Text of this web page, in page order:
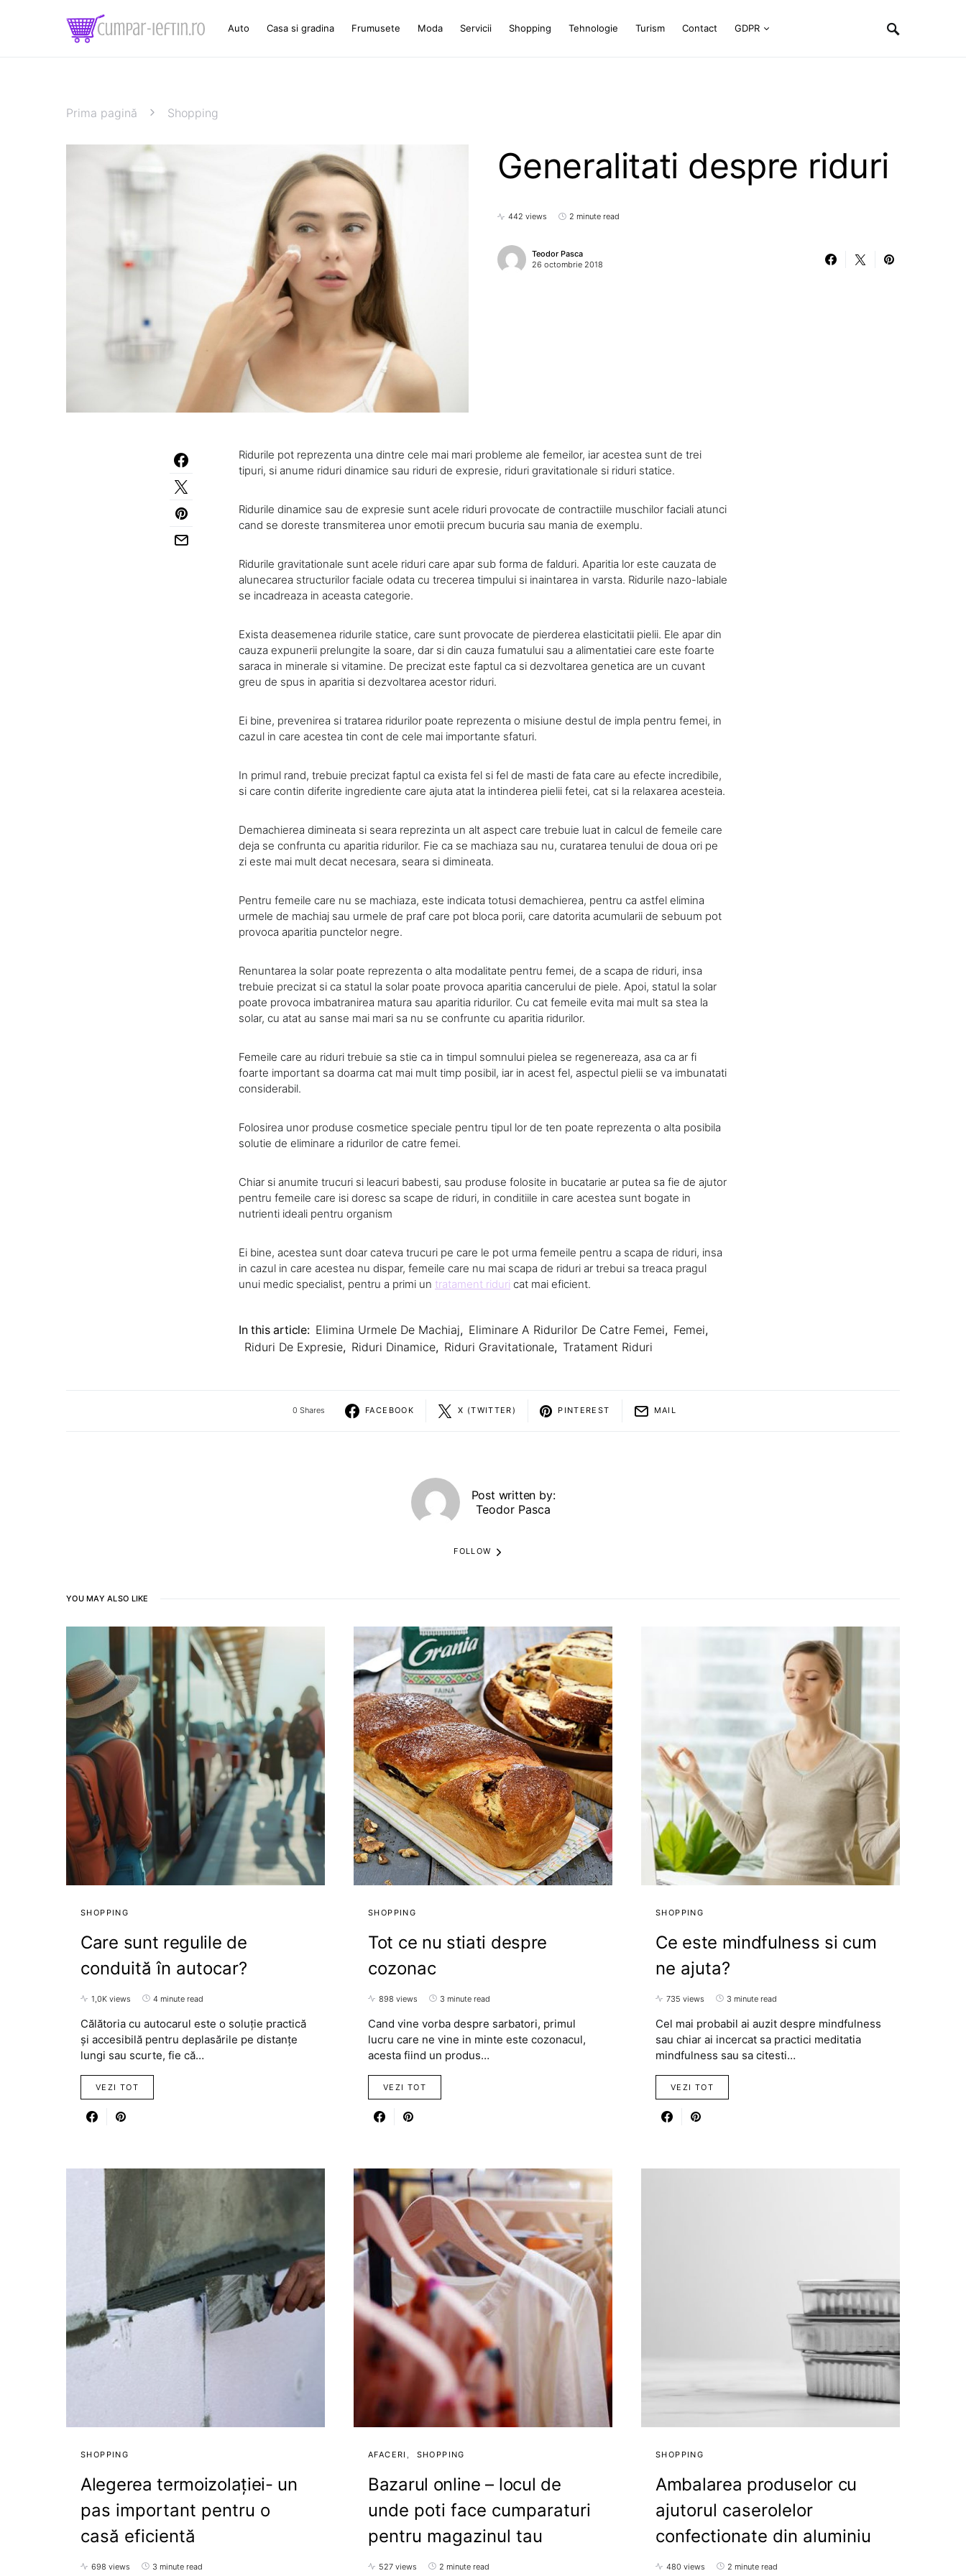
Auto Casa si gradina Frumusete Moda Servicii Shopping Tehnologie Turism Contact GDPR
Prima pagină Shopping
Generalitati despre riduri
442 views 2 minute read
Teodor Pasca
26 octombrie 2018
Ridurile pot reprezenta una dintre cele mai mari probleme ale femeilor, iar acestea sunt de trei
tipuri, si anume riduri dinamice sau riduri de expresie, riduri gravitationale si riduri statice.
Ridurile dinamice sau de expresie sunt acele riduri provocate de contractiile muschilor faciali atunci
cand se doreste transmiterea unor emotii precum bucuria sau mania de exemplu.
Ridurile gravitationale sunt acele riduri care apar sub forma de falduri. Aparitia lor este cauzata de
alunecarea structurilor faciale odata cu trecerea timpului si inaintarea in varsta. Ridurile nazo-labiale
se incadreaza in aceasta categorie.
Exista deasemenea ridurile statice, care sunt provocate de pierderea elasticitatii pielii. Ele apar din
cauza expunerii prelungite la soare, dar si din cauza fumatului sau a alimentatiei care este foarte
saraca in minerale si vitamine. De precizat este faptul ca si dezvoltarea genetica are un cuvant
greu de spus in aparitia si dezvoltarea acestor riduri.
Ei bine, prevenirea si tratarea ridurilor poate reprezenta o misiune destul de impla pentru femei, in
cazul in care acestea tin cont de cele mai importante sfaturi.
In primul rand, trebuie precizat faptul ca exista fel si fel de masti de fata care au efecte incredibile,
si care contin diferite ingrediente care ajuta atat la intinderea pielii fetei, cat si la relaxarea acesteia.
Demachierea dimineata si seara reprezinta un alt aspect care trebuie luat in calcul de femeile care
deja se confrunta cu aparitia ridurilor. Fie ca se machiaza sau nu, curatarea tenului de doua ori pe
zi este mai mult decat necesara, seara si dimineata.
Pentru femeile care nu se machiaza, este indicata totusi demachierea, pentru ca astfel elimina
urmele de machiaj sau urmele de praf care pot bloca porii, care datorita acumularii de sebuum pot
provoca aparitia punctelor negre.
Renuntarea la solar poate reprezenta o alta modalitate pentru femei, de a scapa de riduri, insa
trebuie precizat si ca statul la solar poate provoca aparitia cancerului de piele. Apoi, statul la solar
poate provoca imbatranirea matura sau aparitia ridurilor. Cu cat femeile evita mai mult sa stea la
solar, cu atat au sanse mai mari sa nu se confrunte cu aparitia ridurilor.
Femeile care au riduri trebuie sa stie ca in timpul somnului pielea se regenereaza, asa ca ar fi
foarte important sa doarma cat mai mult timp posibil, iar in acest fel, aspectul pielii se va imbunatati
considerabil.
Folosirea unor produse cosmetice speciale pentru tipul lor de ten poate reprezenta o alta posibila
solutie de eliminare a ridurilor de catre femei.
Chiar si anumite trucuri si leacuri babesti, sau produse folosite in bucatarie ar putea sa fie de ajutor
pentru femeile care isi doresc sa scape de riduri, in conditiile in care acestea sunt bogate in
nutrienti ideali pentru organism
Ei bine, acestea sunt doar cateva trucuri pe care le pot urma femeile pentru a scapa de riduri, insa
in cazul in care acestea nu dispar, femeile care nu mai scapa de riduri ar trebui sa treaca pragul
unui medic specialist, pentru a primi un tratament riduri cat mai eficient.
In this article: Elimina Urmele De Machiaj, Eliminare A Ridurilor De Catre Femei, Femei,
Riduri De Expresie, Riduri Dinamice, Riduri Gravitationale, Tratament Riduri
0 Shares FACEBOOK X (TWITTER) PINTEREST MAIL
Post written by:
Teodor Pasca
FOLLOW
YOU MAY ALSO LIKE
SHOPPING
Care sunt regulile de
conduită în autocar?
1,0K views 4 minute read
Călătoria cu autocarul este o soluție practică
și accesibilă pentru deplasările pe distanțe
lungi sau scurte, fie că…
VEZI TOT
SHOPPING
Tot ce nu stiati despre
cozonac
898 views 3 minute read
Cand vine vorba despre sarbatori, primul
lucru care ne vine in minte este cozonacul,
acesta fiind un produs…
VEZI TOT
SHOPPING
Ce este mindfulness si cum
ne ajuta?
735 views 3 minute read
Cel mai probabil ai auzit despre mindfulness
sau chiar ai incercat sa practici meditatia
mindfulness sau sa citesti…
VEZI TOT
SHOPPING
Alegerea termoizolației- un
pas important pentru o
casă eficientă
698 views 3 minute read
AFACERI SHOPPING
Bazarul online – locul de
unde poti face cumparaturi
pentru magazinul tau
527 views 2 minute read
SHOPPING
Ambalarea produselor cu
ajutorul caserolelor
confectionate din aluminiu
480 views 2 minute read